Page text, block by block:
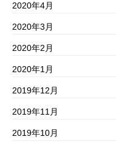
2020年4月
2020年3月
2020年2月
2020年1月
2019年12月
2019年11月
2019年10月